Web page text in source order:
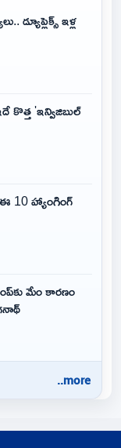
డ్యూప్లెక్స్ ఇళ్ల
కొత్త 'ఇన్విజిబుల్
10 హ్యాంగింగ్
మేం కారణం
..more